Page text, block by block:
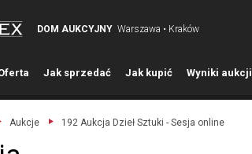
DOM AUKCYJNY Warszawa • Kraków
ferta Jak sprzedać Jak kupić Wyniki aukcji
Aukcje 192 Aukcja Dzieł Sztuki - Sesja online